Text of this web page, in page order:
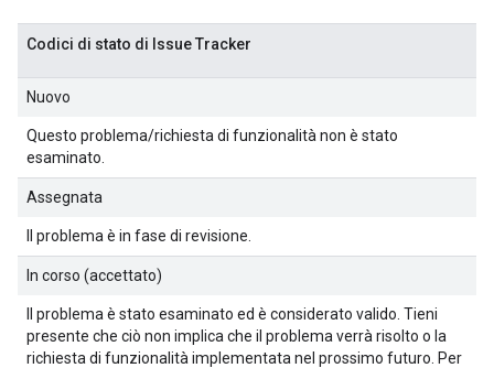
Codici di stato di Issue Tracker
Nuovo
Questo problema/richiesta di funzionalità non è stato
esaminato.
Assegnata
Il problema è in fase di revisione.
In corso (accettato)
Il problema è stato esaminato ed è considerato valido. Tieni
presente che ciò non implica che il problema verrà risolto o la
richiesta di funzionalità implementata nel prossimo futuro. Per